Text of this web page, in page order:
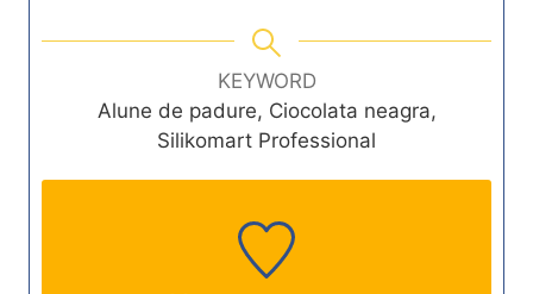
KEYWORD
Alune de padure, Ciocolata neagra,
Silikomart Professional